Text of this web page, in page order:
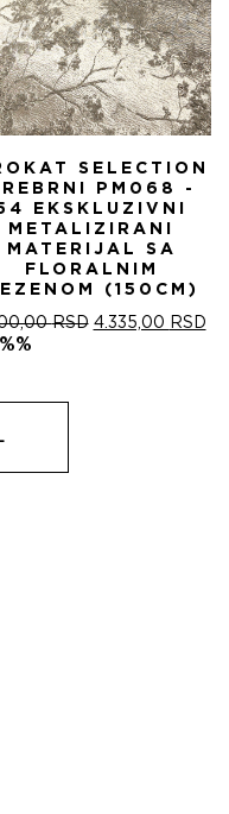
SELECTION
PM068 -
EKSKLUZIVNI
METALIZIRANI
MATERIJAL SA
FLORALNIM
(150CM)
RSD ОРИГИНАЛНА
4.335,00 RSD